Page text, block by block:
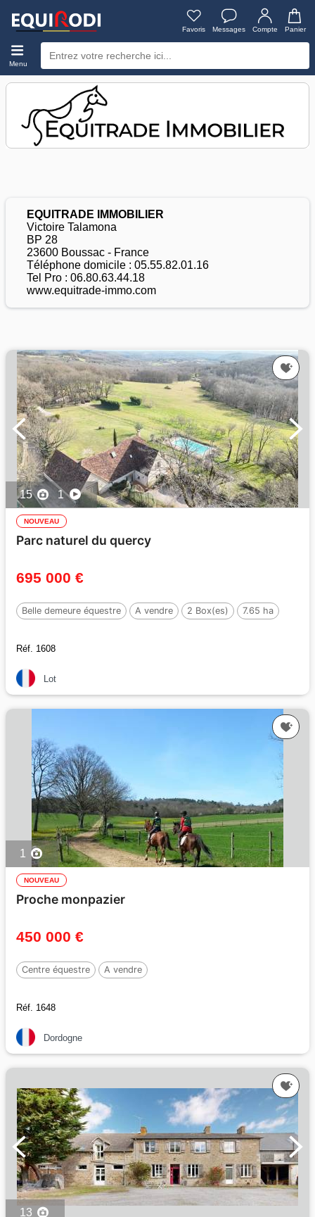
Favoris Messages Compte Panier
Menu
EQUITRADE IMMOBILIER
Victoire Talamona
BP 28
23600 Boussac - France
Téléphone domicile : 05.55.82.01.16
Tel Pro : 06.80.63.44.18
www.equitrade-immo.com
15 1
NOUVEAU
Parc naturel du quercy
695 000 €
Belle demeure équestre A vendre 2 Box(es) 7.65 ha
Réf. 1608
Lot
1
NOUVEAU
Proche monpazier
450 000 €
Centre équestre A vendre
Réf. 1648
Dordogne
13